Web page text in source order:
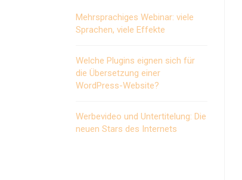
Mehrsprachiges Webinar: viele
Sprachen, viele Effekte
Welche Plugins eignen sich für
die Übersetzung einer
WordPress-Website?
Werbevideo und Untertitelung: Die
neuen Stars des Internets